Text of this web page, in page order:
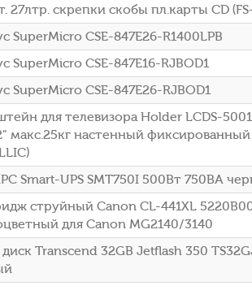
27лтр. скрепки скобы пл.карты CD
SuperMicro CSE-847E26-R1400LPB
SuperMicro CSE-847E16-RJBOD1
SuperMicro CSE-847E26-RJBOD1
для телевизора Holder LCDS-
макс.25кг настенный фиксированный
Smart-UPS SMT750I 500Вт 750ВА
струйный Canon CL-441XL
для Canon MG2140/3140
Transcend 32GB Jetflash 350